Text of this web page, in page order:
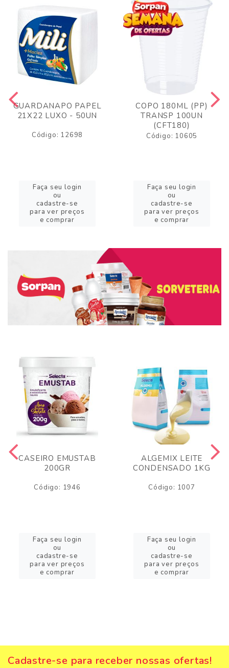
GUARDANAPO PAPEL
21X22 LUXO - 50UN
Código: 12698
Faça seu login
ou
cadastre-se
para ver preços
e comprar
COPO 180ML (PP)
TRANSP 100UN
(CFT180)
Código: 10605
Faça seu login
ou
cadastre-se
para ver preços
e comprar
CASEIRO EMUSTAB
200GR
Código: 1946
Faça seu login
ou
cadastre-se
para ver preços
e comprar
ALGEMIX LEITE
CONDENSADO 1KG
Código: 1007
Faça seu login
ou
cadastre-se
para ver preços
e comprar
Cadastre-se para receber nossas ofertas!